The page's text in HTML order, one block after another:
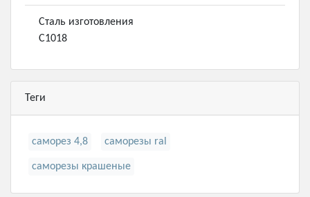
Сталь изготовления
С1018
Теги
саморез 4,8 саморезы ral
саморезы крашеные